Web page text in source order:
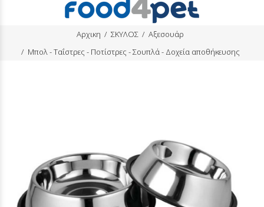
Αρχικη ΣΚΥΛΟΣ
Αξεσουάρ
Μπολ - Ταΐστρες - Ποτίστρες - Σουπλά - Δοχεία αποθήκευσης